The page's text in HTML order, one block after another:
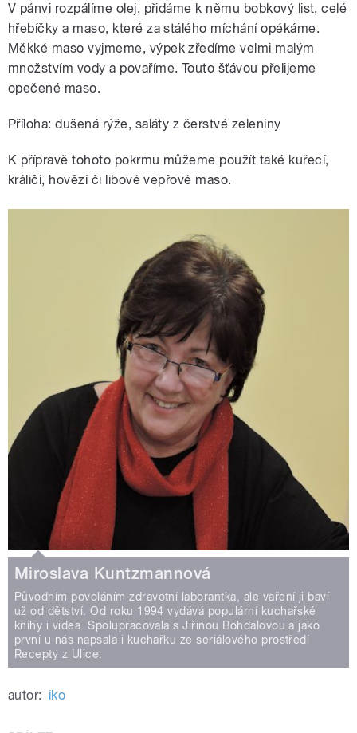
V pánvi rozpálíme olej, přidáme k němu bobkový list, celé
hřebíčky a maso, které za stálého míchání opékáme.
Měkké maso vyjmeme, výpek zředíme velmi malým
množstvím vody a povaříme. Touto šťávou přelijeme
opečené maso.
Příloha: dušená rýže, saláty z čerstvé zeleniny
K přípravě tohoto pokrmu můžeme použít také kuřecí,
králičí, hovězí či libové vepřové maso.
Miroslava Kuntzmannová
Původním povoláním zdravotní laborantka, ale vaření ji baví
už od dětství. Od roku 1994 vydává populární kuchařské
knihy i videa. Spolupracovala s Jiřinou Bohdalovou a jako
první u nás napsala i kuchařku ze seriálového prostředí
Recepty z Ulice.
autor: iko